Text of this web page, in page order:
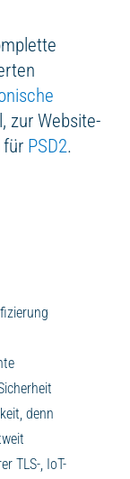
zur Website-
für PSD2.
denn
TLS-, IoT-